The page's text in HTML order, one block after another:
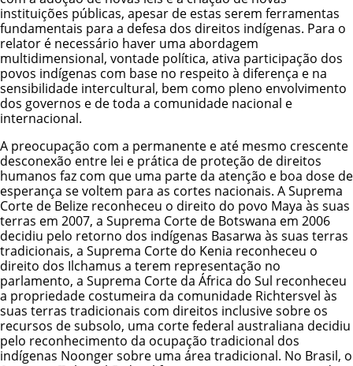
instituições públicas, apesar de estas serem ferramentas
fundamentais para a defesa dos direitos indígenas. Para o
relator é necessário haver uma abordagem
multidimensional, vontade política, ativa participação dos
povos indígenas com base no respeito à diferença e na
sensibilidade intercultural, bem como pleno envolvimento
dos governos e de toda a comunidade nacional e
internacional.
A preocupação com a permanente e até mesmo crescente
desconexão entre lei e prática de proteção de direitos
humanos faz com que uma parte da atenção e boa dose de
esperança se voltem para as cortes nacionais. A Suprema
Corte de Belize reconheceu o direito do povo Maya às suas
terras em 2007, a Suprema Corte de Botswana em 2006
decidiu pelo retorno dos indígenas Basarwa às suas terras
tradicionais, a Suprema Corte do Kenia reconheceu o
direito dos Ilchamus a terem representação no
parlamento, a Suprema Corte da África do Sul reconheceu
a propriedade costumeira da comunidade Richtersvel às
suas terras tradicionais com direitos inclusive sobre os
recursos de subsolo, uma corte federal australiana decidiu
pelo reconhecimento da ocupação tradicional dos
indígenas Noonger sobre uma área tradicional. No Brasil, o